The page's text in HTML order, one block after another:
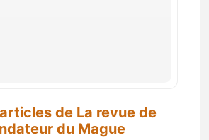
de La revue de
du Mague